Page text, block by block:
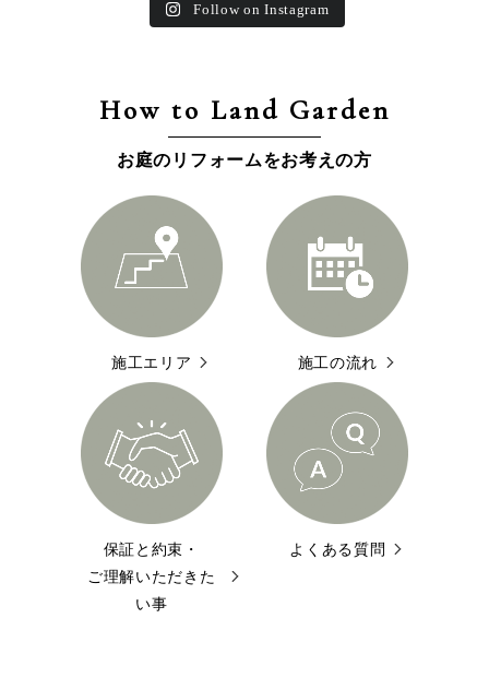
Follow on Instagram
How to Land Garden
お庭のリフォームをお考えの方
施工エリア 施工の流れ
保証と約束・
ご理解いただきた
い事
よくある質問